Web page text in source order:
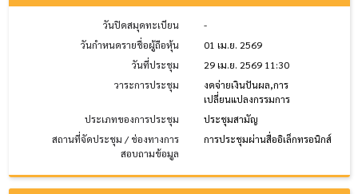
วันปิดสมุดทะเบียน
-
วันกำหนดรายชื่อผู้ถือหุ้น
01 เม.ย. 2569
วันที่ประชุม
29 เม.ย. 2569 11:30
วาระการประชุม
งดจ่ายเงินปันผล,การ
เปลี่ยนแปลงกรรมการ
ประเภทของการประชุม
ประชุมสามัญ
สถานที่จัดประชุม / ช่องทางการ
สอบถามข้อมูล
การประชุมผ่านสื่ออิเล็กทรอนิกส์